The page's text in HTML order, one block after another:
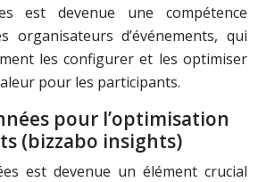
est devenue une compétence
organisateurs d’événements, qui
les configurer et les optimiser
pour les participants.
pour l’optimisation
(bizzabo insights)
est devenue un élément crucial